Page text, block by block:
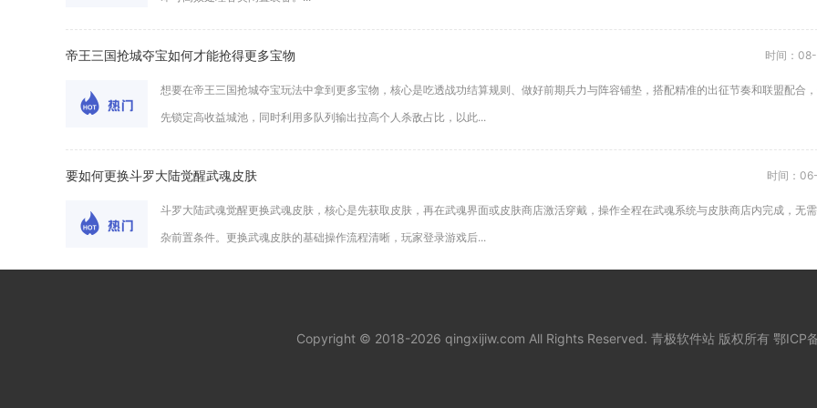
帝王三国抢城夺宝如何才能抢得更多宝物 时间：
想要在帝王三国抢城夺宝玩法中拿到更多宝物，核心是吃透战功结算规则、做好前期兵力与阵容铺垫，搭配精准的出征节奏和联盟配合
先锁定高收益城池，同时利用多队列输出拉高个人杀敌占比，以此...
要如何更换斗罗大陆觉醒武魂皮肤 时间：
斗罗大陆武魂觉醒更换武魂皮肤，核心是先获取皮肤，再在武魂界面或皮肤商店激活穿戴，操作全程在武魂系统与皮肤商店内完成，无
杂前置条件。更换武魂皮肤的基础操作流程清晰，玩家登录游戏后...
Copyright © 2018-2026 qingxijiw.com All Rights Reserved. 青极软件站 版权所有 鄂ICP